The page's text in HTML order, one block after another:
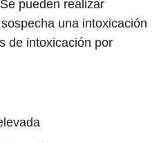
pueden realizar
una intoxicación
de intoxicación por